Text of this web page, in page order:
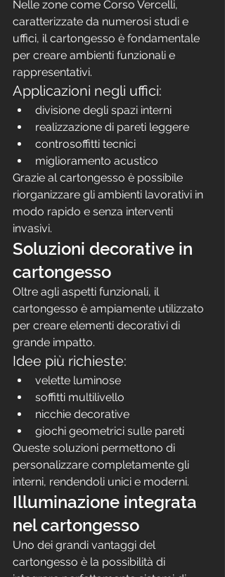
Nelle zone come Corso Vercelli,
caratterizzate da numerosi studi e
uffici, il cartongesso è fondamentale
per creare ambienti funzionali e
rappresentativi.
Applicazioni negli uffici:
divisione degli spazi interni
realizzazione di pareti leggere
controsoffitti tecnici
miglioramento acustico
Grazie al cartongesso è possibile
riorganizzare gli ambienti lavorativi in
modo rapido e senza interventi
invasivi.
Soluzioni decorative in
cartongesso
Oltre agli aspetti funzionali, il
cartongesso è ampiamente utilizzato
per creare elementi decorativi di
grande impatto.
Idee più richieste:
velette luminose
soffitti multilivello
nicchie decorative
giochi geometrici sulle pareti
Queste soluzioni permettono di
personalizzare completamente gli
interni, rendendoli unici e moderni.
Illuminazione integrata
nel cartongesso
Uno dei grandi vantaggi del
cartongesso è la possibilità di